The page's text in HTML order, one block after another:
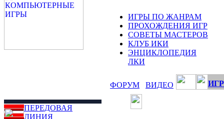
ИГРЫ ПО ЖАНРАМ
ПРОХОЖДЕНИЯ ИГР
СОВЕТЫ МАСТЕРОВ
КЛУБ ИКИ
ЭНЦИКЛОПЕДИЯ
ЛКИ
ФОРУМ ВИДЕО
ПЕРЕДОВАЯ
ЛИНИЯ